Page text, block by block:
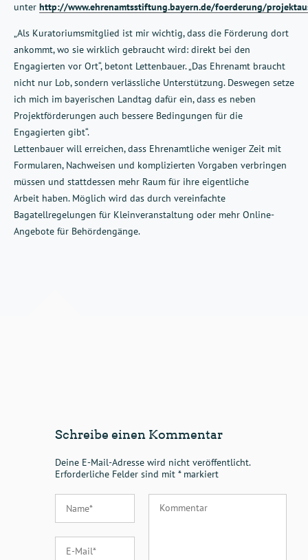
unter http://www.ehrenamtsstiftung.bayern.de/foerderung/
„Als Kuratoriumsmitglied ist mir wichtig, dass die Förderung dort
ankommt, wo sie wirklich gebraucht wird: direkt bei den
Engagierten vor Ort“, betont Lettenbauer. „Das Ehrenamt braucht
nicht nur Lob, sondern verlässliche Unterstützung. Deswegen setze
ich mich im bayerischen Landtag dafür ein, dass es neben
Projektförderungen auch bessere Bedingungen für die
Engagierten gibt“.
Lettenbauer will erreichen, dass Ehrenamtliche weniger Zeit mit
Formularen, Nachweisen und komplizierten Vorgaben verbringen
müssen und stattdessen mehr Raum für ihre eigentliche
Arbeit haben. Möglich wird das durch vereinfachte
Bagatellregelungen für Kleinveranstaltung oder mehr Online-
Angebote für Behördengänge.
Schreibe einen Kommentar
Deine E-Mail-Adresse wird nicht veröffentlicht.
Erforderliche Felder sind mit *markiert